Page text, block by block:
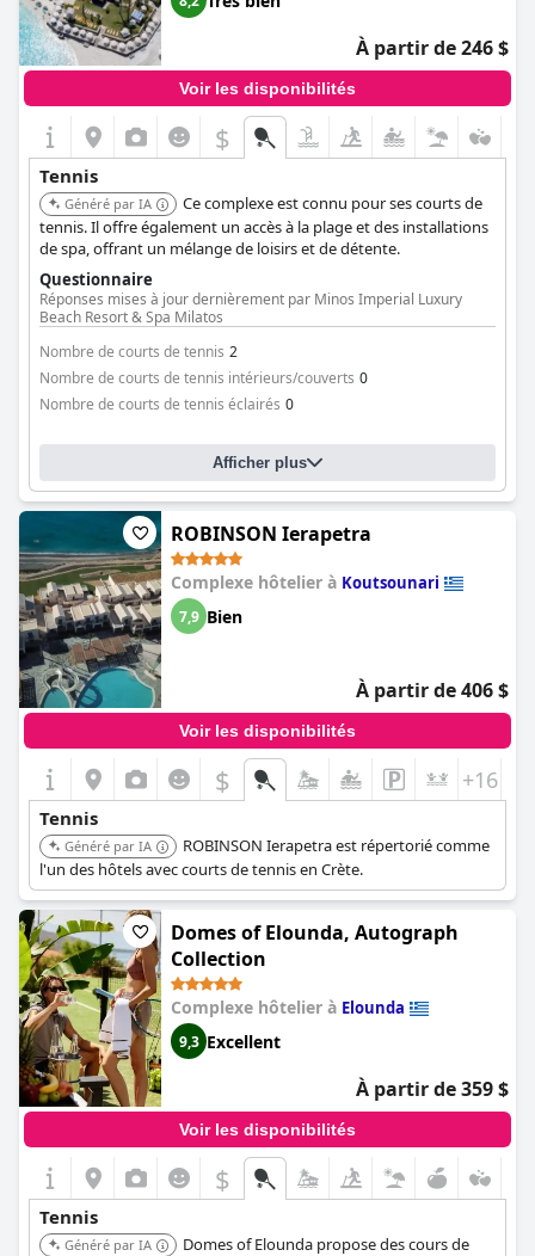
À partir de 246 $
Voir les disponibilités
$
Tennis
Généré par IA
Ce complexe est connu pour ses courts de
tennis. Il offre également un accès à la plage et des installations
de spa, offrant un mélange de loisirs et de détente.
Questionnaire
Réponses mises à jour dernièrement par Minos Imperial Luxury
Beach Resort & Spa Milatos
Nombre de courts de tennis 2
Nombre de courts de tennis intérieurs/couverts 0
Nombre de courts de tennis éclairés 0
Afficher plus
ROBINSON Ierapetra
Complexe hôtelier à Koutsounari
7,9 Bien
À partir de 406 $
Voir les disponibilités
$ +16
Tennis
Généré par IA
ROBINSON Ierapetra est répertorié comme
l'un des hôtels avec courts de tennis en Crète.
Domes of Elounda, Autograph
Collection
Complexe hôtelier à Elounda
9,3 Excellent
À partir de 359 $
Voir les disponibilités
$
Tennis
Généré par IA
Domes of Elounda propose des cours de